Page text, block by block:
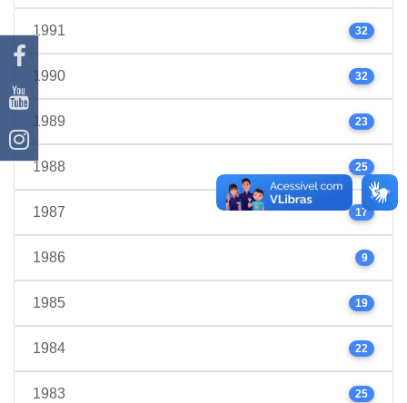
1991 32
1990 32
1989 23
1988 25
1987 17
1986 9
1985 19
1984 22
1983 25